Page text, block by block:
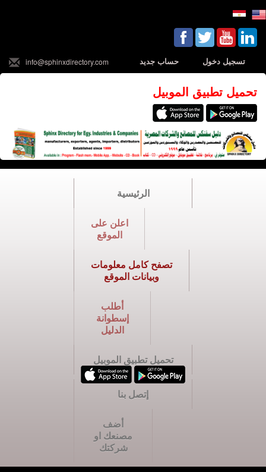
تسجيل دخول حساب جديد info@sphinxdirectory.com
تحميل تطبيق الموبيل
الرئيسية
اعلن على
الموقع
تصفح كامل معلومات
وبيانات الموقع
أطلب
إسطوانة
الدليل
تحميل تطبيق الموبيل
إتصل بنا
أضف
مصنعك او
شركتك